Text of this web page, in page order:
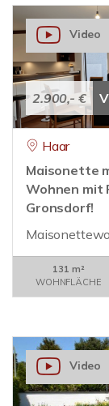
2.900,- €
Video
Haar
Maisonette
Wohnen
Gronsdorf!
131 m²
WOHNFLÄCHE
Video